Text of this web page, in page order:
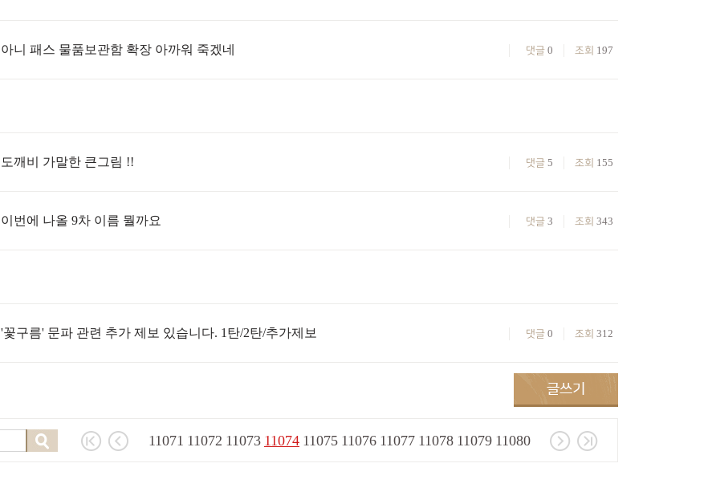
아니 패스 물품보관함 확장 아까워 죽겠네 조회 197
댓글 0
도깨비 가말한 큰그림 !! 조회 155
댓글 5
이번에 나올 9차 이름 뭘까요 조회 343
댓글 3
'꽃구름' 문파 관련 추가 제보 있습니다. 1탄/2탄/추가제보 조회 312
댓글 0
11071 11072 11073 11074 11075 11076 11077 11078 11079 11080